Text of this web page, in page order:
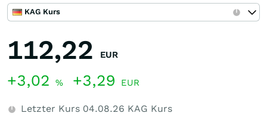
KAG Kurs
112,22 EUR
+3,02 % +3,29 EUR
Letzter Kurs 04.08.26 KAG Kurs